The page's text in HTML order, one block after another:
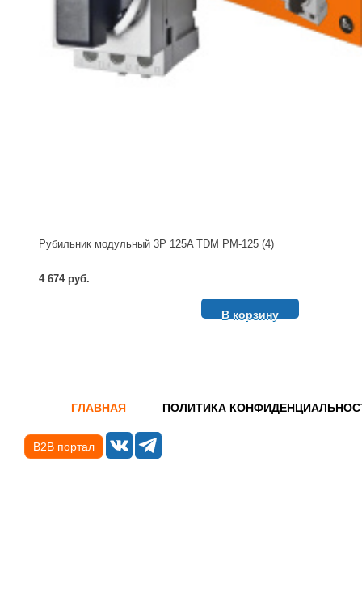
Рубильник модульный 3P 125A TDM РМ-125 (4)
4 674 руб.
В корзину
ГЛАВНАЯ ПОЛИТИКА
B2B портал